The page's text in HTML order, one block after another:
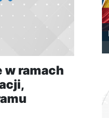
w ramach